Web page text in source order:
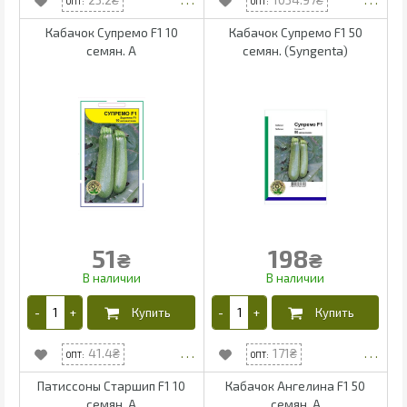
Кабачок Супремо F1 10
cемян. А
51₴
41.4
Кабачок Супремо F1 50
cемян. (Syngenta)
198₴
171
Патиссоны Старшип F1 10
Кабачок Ангелина F1 50